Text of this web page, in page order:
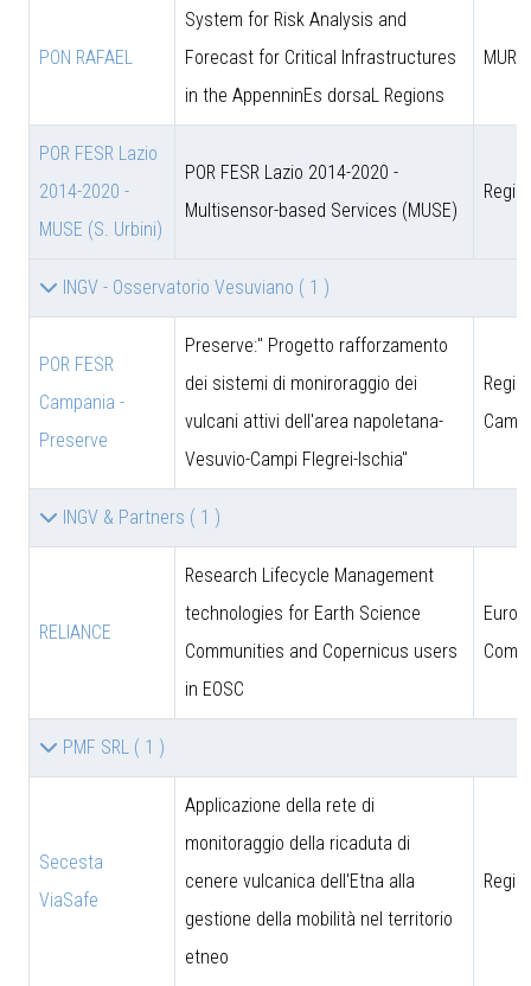
PON RAFAEL
System for Risk Analysis and
Forecast for Critical Infrastructures
in the AppenninEs dorsaL Regions
MUR
POR FESR Lazio
2014-2020 -
MUSE (S. Urbini)
POR FESR Lazio 2014-2020 -
Multisensor-based Services (MUSE)
INGV - Osservatorio Vesuviano ( 1 )
POR FESR
Campania -
Preserve
Preserve:" Progetto rafforzamento
dei sistemi di moniroraggio dei
vulcani attivi dell'area napoletana-
Vesuvio-Campi Flegrei-Ischia"
INGV & Partners ( 1 )
RELIANCE
Research Lifecycle Management
technologies for Earth Science
Communities and Copernicus users
in EOSC
PMF SRL ( 1 )
Secesta
ViaSafe
Applicazione della rete di
monitoraggio della ricaduta di
cenere vulcanica dell'Etna alla
gestione della mobilità nel territorio
etneo